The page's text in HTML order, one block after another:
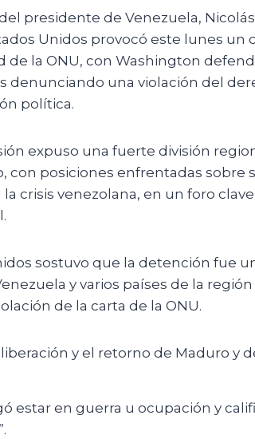
presidente de Venezuela,
Unidos provocó este lunes un
de la ONU, con Washington
denunciando una violación del
política.
expuso una fuerte división
con posiciones enfrentadas sobre
crisis venezolana, en un foro clave
sostuvo que la detención fue
y varios países de la
de la carta de la ONU.
y el retorno de Maduro y
estar en guerra u ocupación y